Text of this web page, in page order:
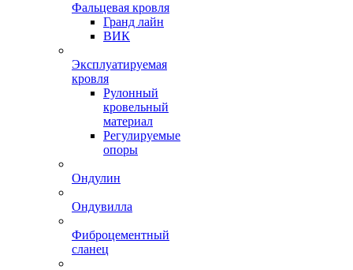
Фальцевая кровля
Гранд лайн
ВИК
Эксплуатируемая
кровля
Рулонный
кровельный
материал
Регулируемые
опоры
Ондулин
Ондувилла
Фиброцементный
сланец